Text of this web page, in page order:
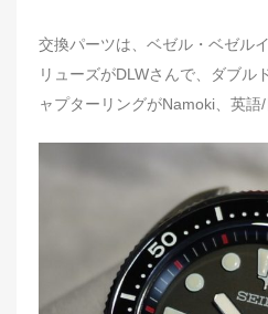
交換パーツは、ベゼル・ベゼル
リューズがDLWさんで、ダブル
ャプターリングがNamoki、英語